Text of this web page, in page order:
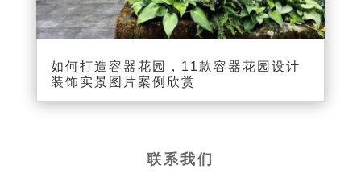
如何打造容器花园，11款容器花园设计
装饰实景图片案例欣赏
联系我们